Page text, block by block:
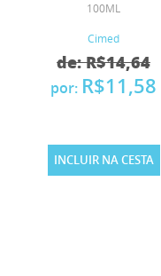
100ML
Cimed
de: R$14,64
por: R$11,58
INCLUIR NA CESTA